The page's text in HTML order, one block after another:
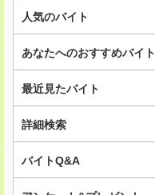
人気のバイト
あなたへのおすすめバイト
最近見たバイト
詳細検索
バイトQ&A